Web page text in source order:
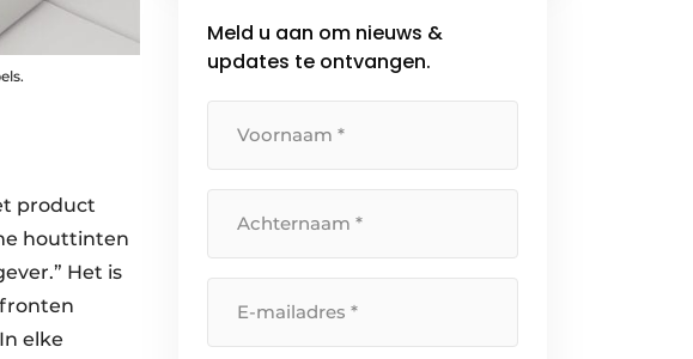
product
houttinten
Het is
elke
creating inclusion Designing
places and […]
Meld u aan om nieuws &
updates te ontvangen.